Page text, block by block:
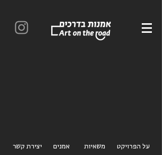
יצירת קשר אמנים משאיות על הפרויקט